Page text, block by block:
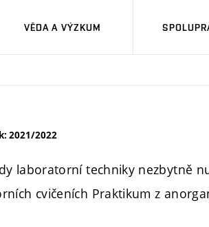
VĚDA A VÝZKUM
2021/2022
laboratorní techniky nezbytně
cvičeních Praktikum z